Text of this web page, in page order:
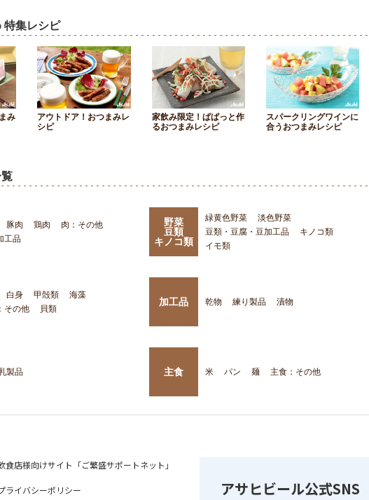
特集レシピ
み
アウトドア！おつまみレ
シピ
家飲み限定！ぱぱっと作
るおつまみレシピ
スパークリングワインに
合うおつまみレシピ
豚肉 鶏肉
肉：その他
工品
野菜
豆類
キノコ類
緑黄色野菜
淡色野菜
豆類・豆腐・豆加工品
キノコ類
イモ類
白身 甲殻類
海藻
その他
貝類
加工品 乾物 練り製品 漬物
製品 主食 米 パン 麺 主食：その他
食店様向けサイト「ご繁盛サポートネット」
ライバシーポリシー アサヒビール公式SNS